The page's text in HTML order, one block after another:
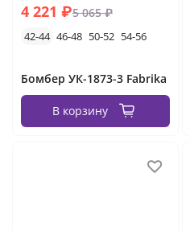
4 221 ₽5 065 ₽
42-44 46-48 50-52 54-56
Бомбер УК-1873-3 Fabrika
В корзину